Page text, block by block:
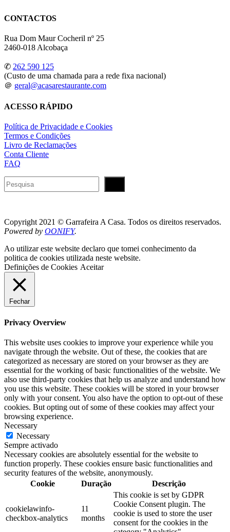
CONTACTOS
Rua Dom Maur Cocheril nº 25
2460-018 Alcobaça
✆ 262 590 125
(Custo de uma chamada para a rede fixa nacional)
＠ geral@acasarestaurante.com
ACESSO RÁPIDO
Política de Privacidade e Cookies
Termos e Condições
Livro de Reclamações
Conta Cliente
FAQ
Pesquisar
Copyright 2021 © Garrafeira A Casa. Todos os direitos reservados.
Powered by OONIFY.
Ao utilizar este website declaro que tomei conhecimento da
politica de cookies utilizada neste website.
Definições de Cookies Aceitar
Fechar
Privacy Overview
This website uses cookies to improve your experience while you
navigate through the website. Out of these, the cookies that are
categorized as necessary are stored on your browser as they are
essential for the working of basic functionalities of the website. We
also use third-party cookies that help us analyze and understand how
you use this website. These cookies will be stored in your browser
only with your consent. You also have the option to opt-out of these
cookies. But opting out of some of these cookies may affect your
browsing experience.
Necessary
Necessary
Sempre activado
Necessary cookies are absolutely essential for the website to
function properly. These cookies ensure basic functionalities and
security features of the website, anonymously.
Cookie
Duração Descrição
cookielawinfo-
checkbox-analytics
11
months
This cookie is set by GDPR
Cookie Consent plugin. The
cookie is used to store the user
consent for the cookies in the